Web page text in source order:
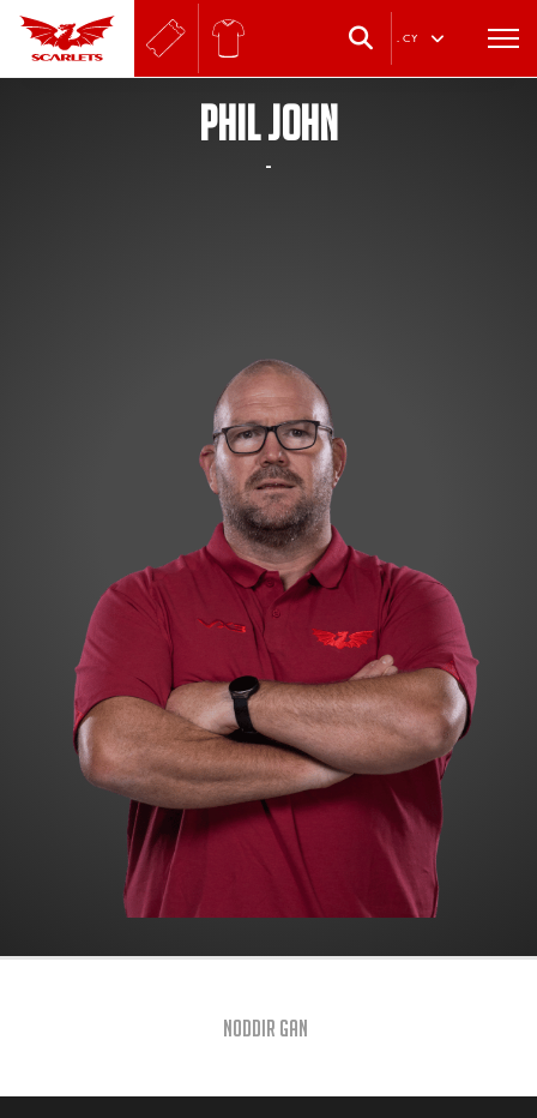
. CY
PHIL JOHN
-
Noddir gan